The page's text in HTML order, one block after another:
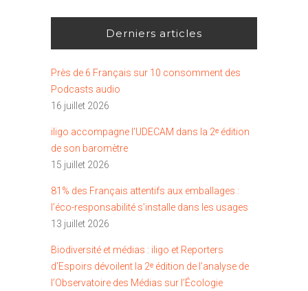
Derniers articles
Près de 6 Français sur 10 consomment des
Podcasts audio
16 juillet 2026
iligo accompagne l’UDECAM dans la 2ᵉ édition
de son baromètre
15 juillet 2026
81% des Français attentifs aux emballages :
l’éco-responsabilité s’installe dans les usages
13 juillet 2026
Biodiversité et médias : iligo et Reporters
d’Espoirs dévoilent la 2ᵉ édition de l’analyse de
l’Observatoire des Médias sur l’Écologie